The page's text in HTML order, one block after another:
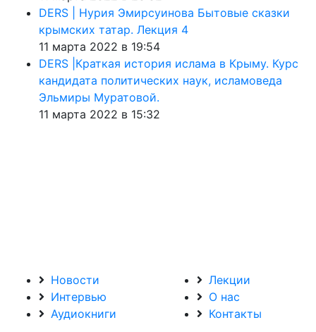
DERS | Нурия Эмирсуинова Бытовые сказки
крымских татар. Лекция 4
11 марта 2022 в 19:54
DERS |Краткая история ислама в Крыму. Курс
кандидата политических наук, исламоведа
Эльмиры Муратовой.
11 марта 2022 в 15:32
Новости
Интервью
Аудиокниги
Лекции
О нас
Контакты